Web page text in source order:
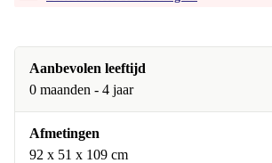
Aanbevolen leeftijd
0 maanden - 4 jaar
Afmetingen
‎92 x 51 x 109 cm